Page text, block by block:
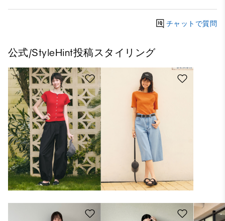
チャットで質問
公式/StyleHint投稿スタイリング